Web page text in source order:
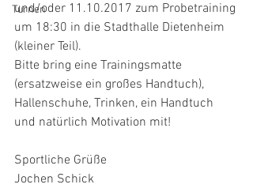
Turnen
und/oder 11.10.2017 zum Probetraining
um 18:30 in die Stadthalle Dietenheim
(kleiner Teil).
Bitte bring eine Trainingsmatte
(ersatzweise ein großes Handtuch),
Hallenschuhe, Trinken, ein Handtuch
und natürlich Motivation mit!
Sportliche Grüße
Jochen Schick